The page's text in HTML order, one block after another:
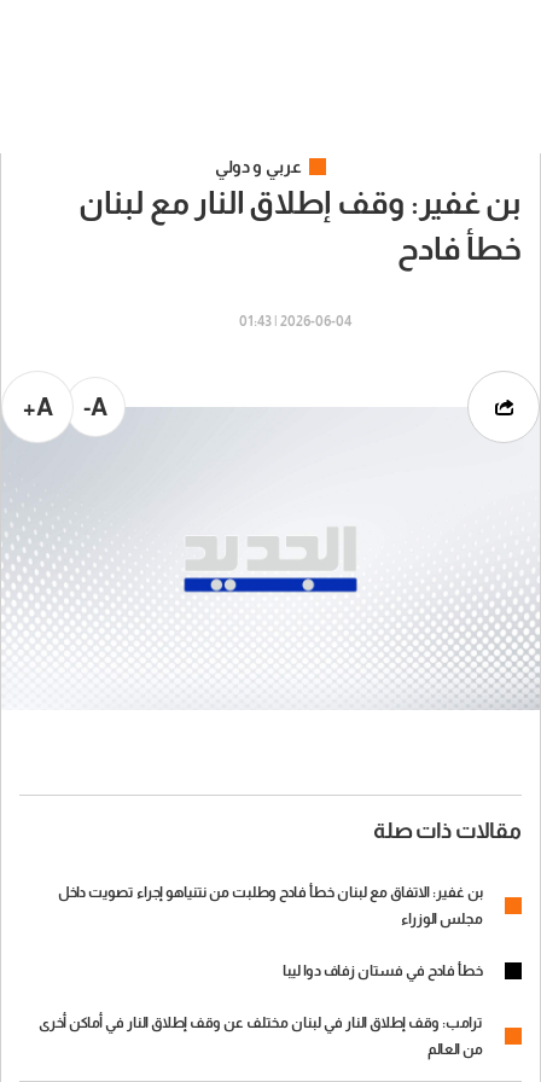
عربي و دولي
بن غفير: وقف إطلاق النار مع لبنان
خطأ فادح
2026-06-04 | 01:43
A-
A+
مقالات ذات صلة
بن غفير: الاتفاق مع لبنان خطأ فادح وطلبت من نتنياهو إجراء تصويت داخل
مجلس الوزراء
خطأ فادح في فستان زفاف دوا ليبا
ترامب: وقف إطلاق النار في لبنان مختلف عن وقف إطلاق النار في أماكن أخرى
من العالم